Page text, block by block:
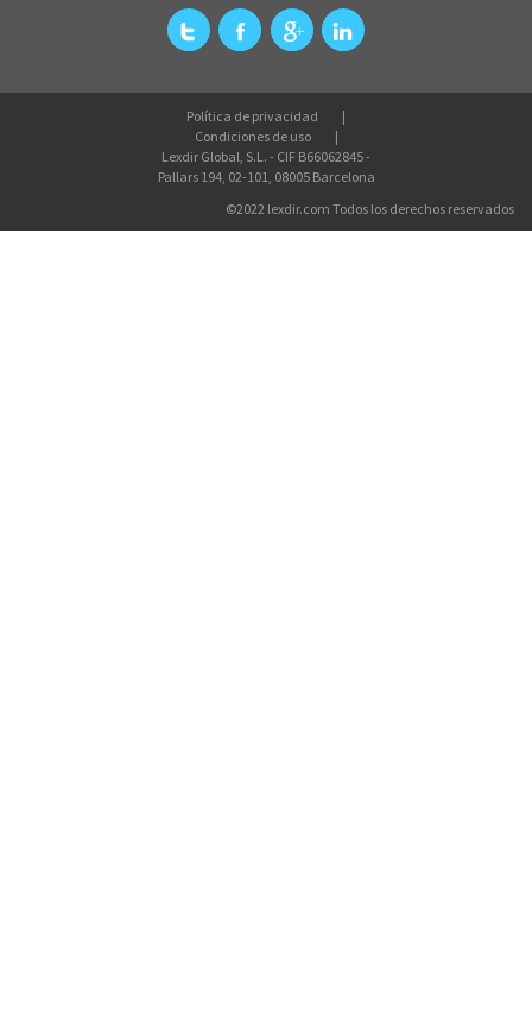
Política de privacidad
Condiciones de uso
Lexdir Global, S.L. - CIF B66062845 -
Pallars 194, 02-101, 08005 Barcelona
©2022 lexdir.com Todos los derechos reservados